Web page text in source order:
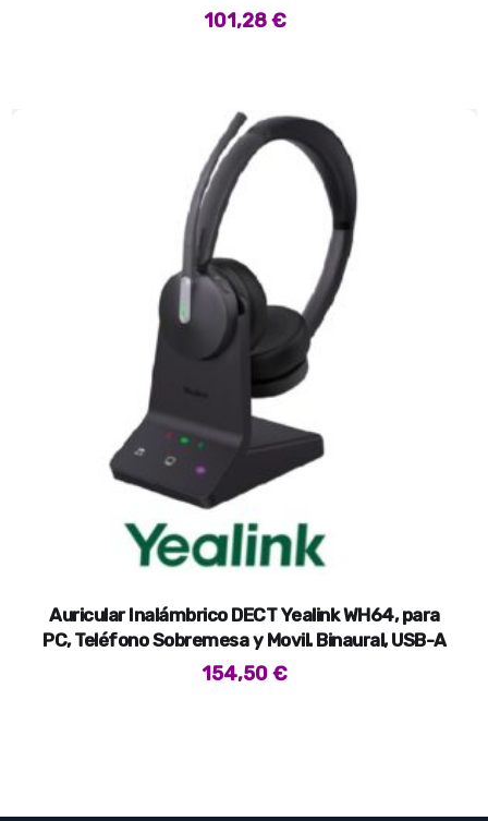
101,28€
Auricular Inalámbrico DECT Yealink WH64, para
PC, Teléfono Sobremesa y Movil. Binaural, USB-A
154,50€